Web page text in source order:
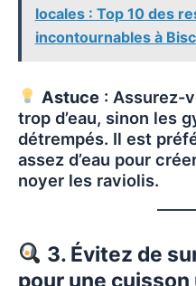
locales : Top 10 des
incontournables à
Astuce: Assurez-
trop d’eau, sinon les
détrempés. Il est
assez d’eau pour
noyer les raviolis.
3. Évitez de
pour une